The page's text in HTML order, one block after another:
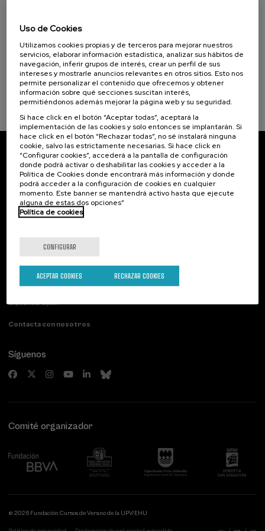
Objetivos de desarrollo sostenible
y neonatal
20 h. Español Euskera .
DESDE22 €
plazas
pasada
de
espera
de
matrícula
finalizado
Suscríbete a nuestro boletín
Inscríbete para ser el primero/a en recibir las
novedades de UIK.
Suscribirse
Contacto
Gipuzkoa, Spain
Contacta con nosotros
Síguenos
Comité organizador
© 2026 Fundación Cursos de Verano de la UPV/EHU
Uso de Cookies
Utilizamos cookies propias y de terceros para mejorar nuestros
servicios, elaborar información estadística, analizar sus hábitos de
navegación, inferir grupos de interés, crear un perfil de sus
intereses y mostrarle anuncios relevantes en otros sitios. Esto nos
permite personalizar el contenido que ofrecemos y obtener
información sobre qué secciones suscitan interés,
permitiéndonos además mejorar la página web y su seguridad.
Si hace click en el botón “Aceptar todas”, aceptará la
implementación de las cookies y solo entonces se implantarán. Si
hace click en el botón “Rechazar todas”, no sé instalará ninguna
cookie, salvo las estrictamente necesarias. Si hace click en
“Configurar cookies”, accederá a la pantalla de configuración
donde podrá activar o deshabilitar las cookies y acceder a la
Política de Cookies donde encontrará más información y donde
podrá acceder a la configuración de cookies en cualquier
momento. Este banner se mantendrá activo hasta que ejecute
alguna de estas dos opciones”
Política de cookies
CONFIGURAR
RECHAZAR COOKIES
ACEPTAR COOKIES